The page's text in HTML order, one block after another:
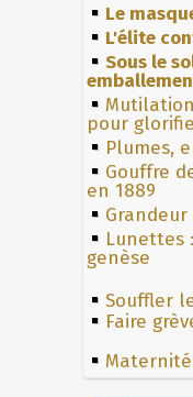
Le
L'élite
Sous le
pour
Plumes,
Gouffre
en 1889
Lunettes
genèse
Souffler
Faire